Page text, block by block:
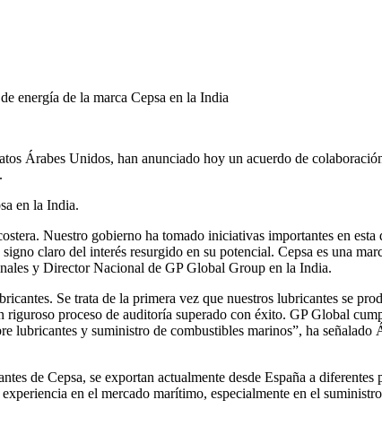
energía de la marca Cepsa en la India
Árabes Unidos, han anunciado hoy un acuerdo de
en la India.
Nuestro gobierno ha tomado iniciativas importantes en
claro del interés resurgido en su potencial. Cepsa es una
y Director Nacional de GP Global Group en la India.
Se trata de la primera vez que nuestros lubricantes se
proceso de auditoría superado con éxito. GP Global
lubricantes y suministro de combustibles marinos”, ha
de Cepsa, se exportan actualmente desde España a
en el mercado marítimo, especialmente en el